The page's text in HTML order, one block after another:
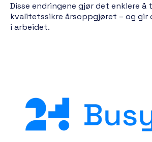
Disse endringene gjør det enklere å
kvalitetssikre årsoppgjøret – og gir
i arbeidet.